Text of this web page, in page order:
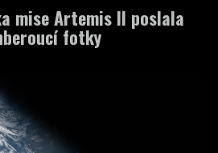
mise Artemis II poslala
fotky